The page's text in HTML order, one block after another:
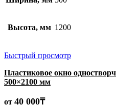
Высота, мм 1200
Быстрый просмотр
Пластиковое окно
500×2100 мм
от 40 000₸